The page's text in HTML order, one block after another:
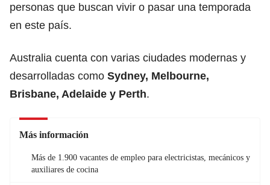
personas que buscan vivir o pasar una temporada
en este país.
Australia cuenta con varias ciudades modernas y
desarrolladas como Sydney, Melbourne,
Brisbane, Adelaide y Perth.
Más información
Más de 1.900 vacantes de empleo para electricistas, mecánicos y
auxiliares de cocina